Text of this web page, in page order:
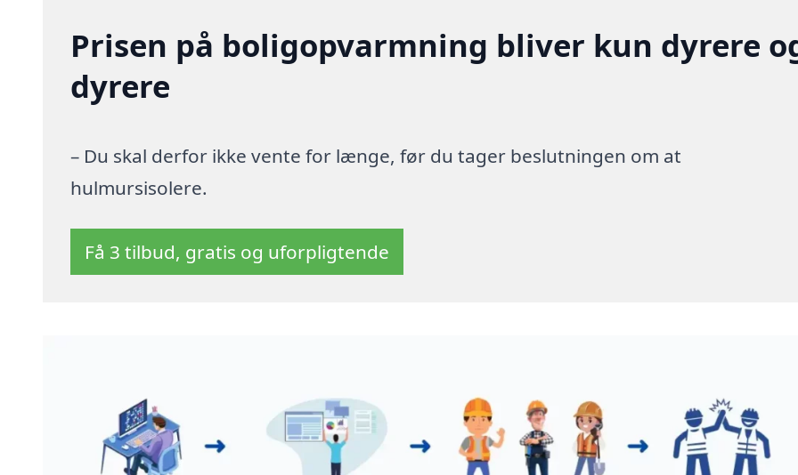
Prisen på boligopvarmning bliver kun dyrere
dyrere
– Du skal derfor ikke vente for længe, før du tager beslutningen om at
hulmursisolere.
Få 3 tilbud, gratis og uforpligtende